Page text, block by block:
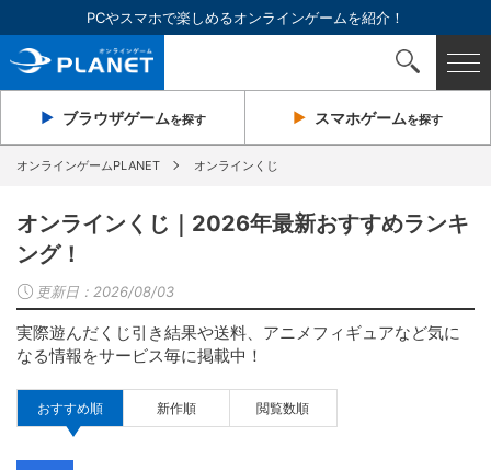
PCやスマホで楽しめるオンラインゲームを紹介！
ブラウザゲームを探す スマホゲームを探す
オンラインゲームPLANET オンラインくじ
オンラインくじ｜2026年最新おすすめランキ
ング！
更新日： 2026/08/03
実際遊んだくじ引き結果や送料、アニメフィギュアなど気に
なる情報をサービス毎に掲載中！
おすすめ順 新作順 閲覧数順